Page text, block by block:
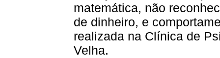
matemática, não
de dinheiro, e
realizada na Clínica de
Velha.